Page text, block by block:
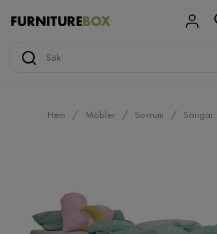
Hem Möbler Sovrum Sängar